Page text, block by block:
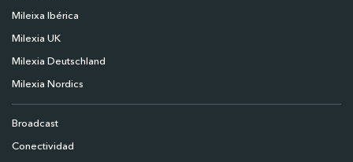
Mileixa Ibérica
Milexia UK
Milexia Deutschland
Milexia Nordics
Broadcast
Conectividad